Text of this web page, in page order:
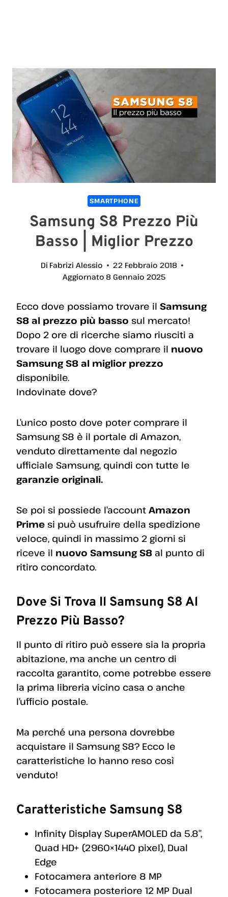
SMARTPHONE
Samsung S8 Prezzo Più
Basso | Miglior Prezzo
Di Fabrizi Alessio
22 Febbraio 2018
Aggiornato 8 Gennaio 2025
Ecco dove possiamo trovare il Samsung
S8 al prezzo più basso sul mercato!
Dopo 2 ore di ricerche siamo riusciti a
trovare il luogo dove comprare il nuovo
Samsung S8 al miglior prezzo
disponibile.
Indovinate dove?
L’unico posto dove poter comprare il
Samsung S8 è il portale di Amazon,
venduto direttamente dal negozio
ufficiale Samsung, quindi con tutte le
garanzie originali.
Se poi si possiede l’account Amazon
Prime si può usufruire della spedizione
veloce, quindi in massimo 2 giorni si
riceve il nuovo Samsung S8 al punto di
ritiro concordato.
Dove Si Trova Il Samsung S8 Al
Prezzo Più Basso?
Il punto di ritiro può essere sia la propria
abitazione, ma anche un centro di
raccolta garantito, come potrebbe essere
la prima libreria vicino casa o anche
l’ufficio postale.
Ma perché una persona dovrebbe
acquistare il Samsung S8? Ecco le
caratteristiche lo hanno reso così
venduto!
Caratteristiche Samsung S8
Infinity Display SuperAMOLED da 5.8″,
Quad HD+ (2960×1440 pixel), Dual
Edge
Fotocamera anteriore 8 MP
Fotocamera posteriore 12 MP Dual